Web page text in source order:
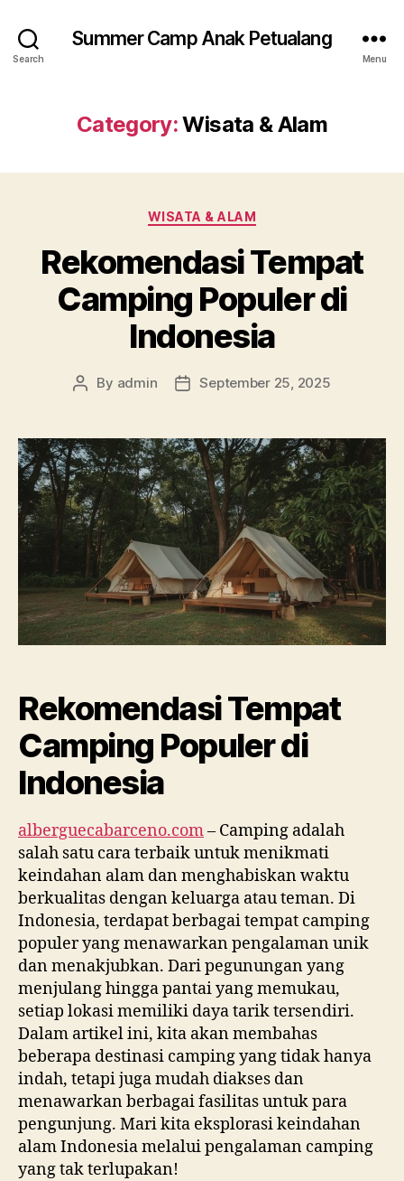
Search
Summer Camp Anak Petualang
Menu
Category:Wisata & Alam
Categories
WISATA & ALAM
Rekomendasi Tempat
Camping Populer di
Indonesia
Post
By admin
PostSeptember 25, 2025
Rekomendasi Tempat
Camping Populer di
Indonesia
alberguecabarceno.com– Camping adalah
salah satu cara terbaik untuk menikmati
keindahan alam dan menghabiskan waktu
berkualitas dengan keluarga atau teman. Di
Indonesia, terdapat berbagai tempat camping
populer yang menawarkan pengalaman unik
dan menakjubkan. Dari pegunungan yang
menjulang hingga pantai yang memukau,
setiap lokasi memiliki daya tarik tersendiri.
Dalam artikel ini, kita akan membahas
beberapa destinasi camping yang tidak hanya
indah, tetapi juga mudah diakses dan
menawarkan berbagai fasilitas untuk para
pengunjung. Mari kita eksplorasi keindahan
alam Indonesia melalui pengalaman camping
yang tak terlupakan!